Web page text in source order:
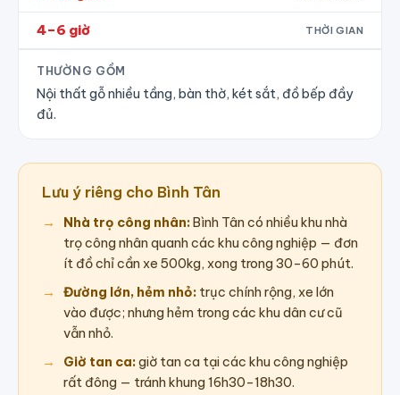
4–6 giờ THỜI GIAN
THƯỜNG GỒM
Nội thất gỗ nhiều tầng, bàn thờ, két sắt, đồ bếp đầy
đủ.
Lưu ý riêng cho Bình Tân
Nhà trọ công nhân:Bình Tân có nhiều khu nhà
trọ công nhân quanh các khu công nghiệp — đơn
ít đồ chỉ cần xe 500kg, xong trong 30–60 phút.
Đường lớn, hẻm nhỏ: trục chính rộng, xe lớn
vào được; nhưng hẻm trong các khu dân cư cũ
vẫn nhỏ.
Giờ tan ca:giờ tan ca tại các khu công nghiệp
rất đông — tránh khung 16h30–18h30.